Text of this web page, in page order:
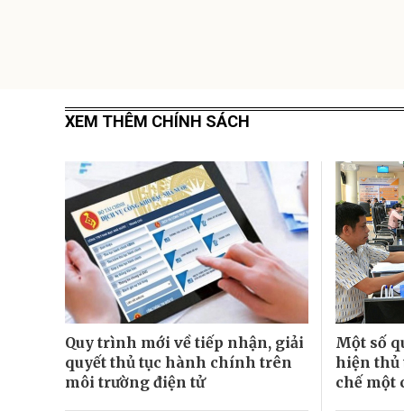
XEM THÊM CHÍNH SÁCH
Quy trình mới về tiếp nhận, giải
quyết thủ tục hành chính trên
môi trường điện tử
Một số
hiện thủ
chế một